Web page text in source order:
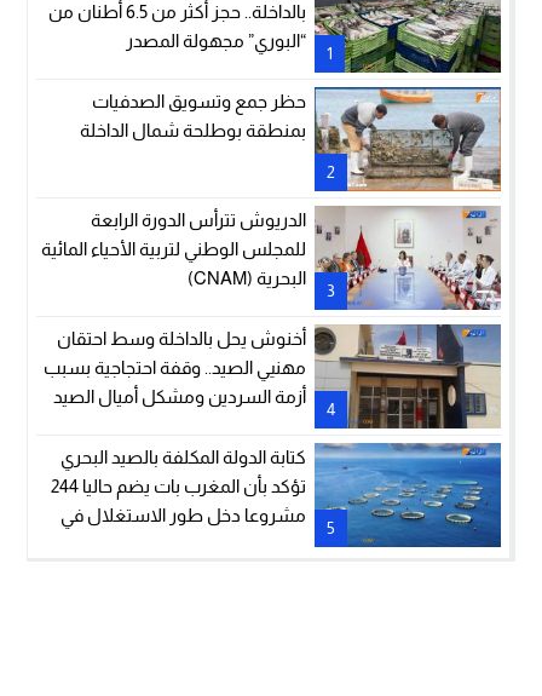
1
بالداخلة.. حجز أكثر من 6.5 أطنان من
“البوري” مجهولة المصدر
2
حظر جمع وتسويق الصدفيات
بمنطقة بوطلحة شمال الداخلة
3
الدريوش تترأس الدورة الرابعة
للمجلس الوطني لتربية الأحياء المائية
البحرية (CNAM)
4
أخنوش يحل بالداخلة وسط احتقان
مهنيي الصيد.. وقفة احتجاجية بسبب
أزمة السردين ومشكل أميال الصيد
5
كتابة الدولة المكلفة بالصيد البحري
تؤكد بأن المغرب بات يضم حاليا 244
مشروعا دخل طور الاستغلال في